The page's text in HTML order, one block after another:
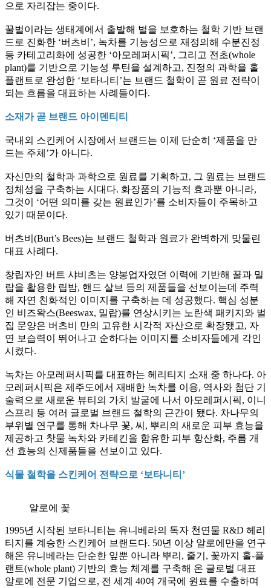
으로 자리잡는 중이다.
꿀벌이라는 생태계에서 출발해 벌을 보호하는 철학 기반 브랜
드로 진화한 ‘버츠비’, 녹차를 기능성으로 재정의해 수분진정
등 카테고리화에 성공한 ‘아모레퍼시픽’, 그리고 전초(whole
plant)를 기반으로 기능성 루틴을 설계하고, 진정의 과학을 홀
플랜트로 완성한 ‘보타니티’는 브랜드 철학이 곧 원료 전략이
되는 흐름을 대표하는 사례들이다.
소재가 곧 브랜드 아이덴티티
국내외 스킨케어 시장에서 브랜드는 이제 단순히 ‘제품을 만
드는 주체’가 아니다.
자신만의 철학과 과학으로 원료를 기획하고, 그 원료는 브랜드
정체성을 구축하는 시대다. 화장품의 기능적 효과뿐 아니라,
그것이 ‘어떤 의미를 갖는 원료인가’를 소비자들이 주목하고
있기 때문이다.
버츠비(Burt’s Bees)는 브랜드 철학과 원료가 완벽하게 맞물린
대표 사례다.
창립자인 버트 샤비츠는 양봉업자였던 이력에 기반해 꿀과 밀
랍을 활용한 립밤, 핸드 살브 등의 제품들을 선보이는데 주력
해 자연 친화적인 이미지를 구축하는 데 성공했다. 핵심 성분
인 비즈왁스(Beeswax, 밀랍)를 연상시키는 노란색 패키지와 벌
집 문양은 버츠비 만의 고유한 시각적 자산으로 확장됐고, 자
연 보습력이 뛰어나고 순하다는 이미지를 소비자들에게 각인
시켰다.
녹차는 아모레퍼시픽를 대표하는 헤리티지 소재 중 하나다. 아
모레퍼시픽은 제주도에서 재배한 녹차를 이용, 역사와 첨단 기
술력으로 새로운 뷰티의 가치 발굴에 나서 아모레퍼시픽, 이니
스프리 등 여러 글로벌 브랜드 철학의 근간이 됐다. 차나무의
부위별 연구를 통해 차나무 꽃, 씨, 뿌리의 새로운 피부 효능을
제공하고 찻물 녹차와 카테킨을 함유한 피부 항산화, 주름 개
선 효능의 신제품들을 선보이고 있다.
식물 철학을 스킨케어 전략으로 ‘보타니티’
알로에 꽃
1995년 시작된 보타니티는 유니베라의 독자 천연물 R&D 헤리
티지를 계승한 스킨케어 브랜드다. 50년 이상 알로에만을 연구
해온 유니베라는 단순한 잎뿐 아니라 뿌리, 줄기, 꽃까지 홀-플
랜트(whole plant) 기반의 효능 체계를 구축해 온 글로벌 대표
알로에 전문 기업으로, 전 세계 40여 개국에 원료를 수출하며